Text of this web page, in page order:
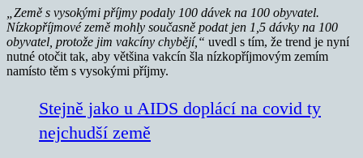
„Země s vysokými příjmy podaly 100 dávek na 100 obyvatel.
Nízkopříjmové země mohly současně podat jen 1,5 dávky na 100
obyvatel, protože jim vakcíny chybějí,“ uvedl s tím, že trend je nyní
nutné otočit tak, aby většina vakcín šla nízkopříjmovým zemím
namísto těm s vysokými příjmy.
Stejně jako u AIDS doplácí na covid ty
nejchudší země